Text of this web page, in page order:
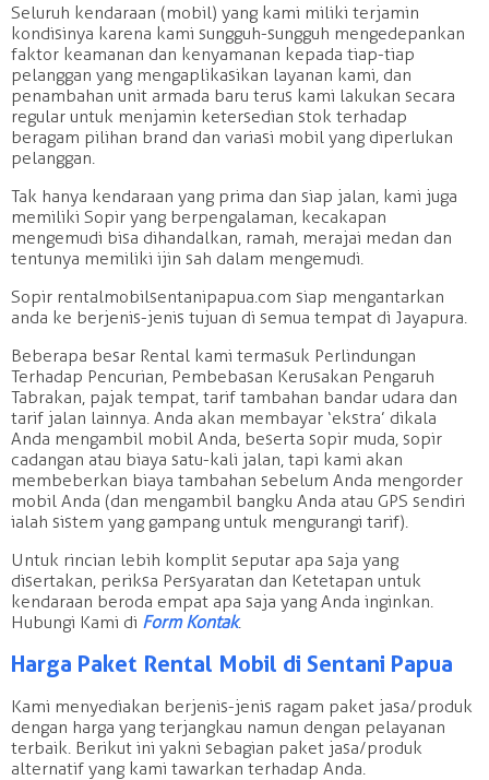
Seluruh kendaraan (mobil) yang kami miliki terjamin
kondisinya karena kami sungguh-sungguh mengedepankan
faktor keamanan dan kenyamanan kepada tiap-tiap
pelanggan yang mengaplikasikan layanan kami, dan
penambahan unit armada baru terus kami lakukan secara
regular untuk menjamin ketersedian stok terhadap
beragam pilihan brand dan variasi mobil yang diperlukan
pelanggan.
Tak hanya kendaraan yang prima dan siap jalan, kami juga
memiliki Sopir yang berpengalaman, kecakapan
mengemudi bisa dihandalkan, ramah, merajai medan dan
tentunya memiliki ijin sah dalam mengemudi.
Sopir rentalmobilsentanipapua.com siap mengantarkan
anda ke berjenis-jenis tujuan di semua tempat di Jayapura.
Beberapa besar Rental kami termasuk Perlindungan
Terhadap Pencurian, Pembebasan Kerusakan Pengaruh
Tabrakan, pajak tempat, tarif tambahan bandar udara dan
tarif jalan lainnya. Anda akan membayar ‘ekstra’ dikala
Anda mengambil mobil Anda, beserta sopir muda, sopir
cadangan atau biaya satu-kali jalan, tapi kami akan
membeberkan biaya tambahan sebelum Anda mengorder
mobil Anda (dan mengambil bangku Anda atau GPS sendiri
ialah sistem yang gampang untuk mengurangi tarif).
Untuk rincian lebih komplit seputar apa saja yang
disertakan, periksa Persyaratan dan Ketetapan untuk
kendaraan beroda empat apa saja yang Anda inginkan.
Hubungi Kami di Form Kontak.
Harga Paket Rental Mobil di Sentani Papua
Kami menyediakan berjenis-jenis ragam paket jasa/produk
dengan harga yang terjangkau namun dengan pelayanan
terbaik. Berikut ini yakni sebagian paket jasa/produk
alternatif yang kami tawarkan terhadap Anda.